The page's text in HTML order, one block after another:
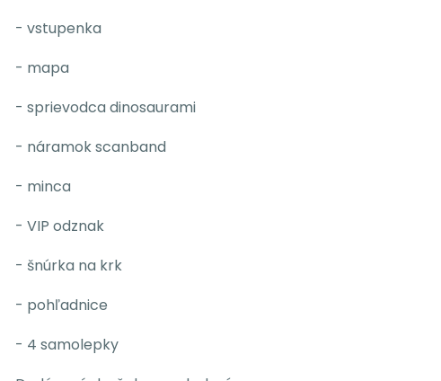
- vstupenka
- mapa
- sprievodca dinosaurami
- náramok scanband
- minca
- VIP odznak
- šnúrka na krk
- pohľadnice
- 4 samolepky